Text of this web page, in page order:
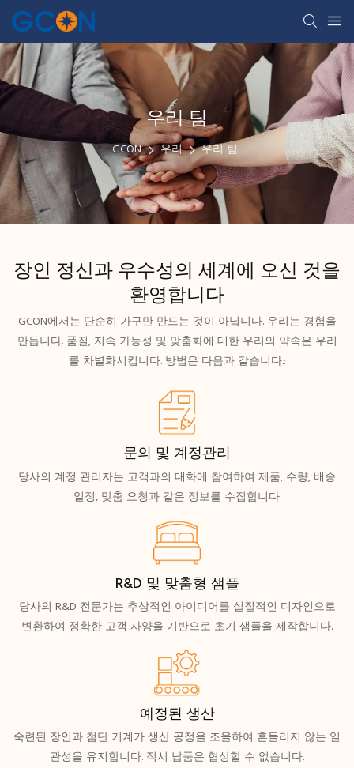
우리 팀
GCON 우리 우리 팀
장인 정신과 우수성의 세계에 오신 것을
환영합니다
GCON에서는 단순히 가구만 만드는 것이 아닙니다. 우리는 경험을
만듭니다. 품질, 지속 가능성 및 맞춤화에 대한 우리의 약속은 우리
를 차별화시킵니다. 방법은 다음과 같습니다.:
문의 및 계정관리
당사의 계정 관리자는 고객과의 대화에 참여하여 제품, 수량, 배송
일정, 맞춤 요청과 같은 정보를 수집합니다.
R&D 및 맞춤형 샘플
당사의 R&D 전문가는 추상적인 아이디어를 실질적인 디자인으로
변환하여 정확한 고객 사양을 기반으로 초기 샘플을 제작합니다.
예정된 생산
숙련된 장인과 첨단 기계가 생산 공정을 조율하여 흔들리지 않는 일
관성을 유지합니다. 적시 납품은 협상할 수 없습니다.